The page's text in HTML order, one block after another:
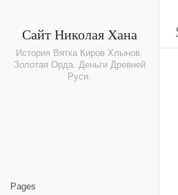
Сайт Николая Хана
История Вятка Киров Хлынов.
Золотая Орда. Деньги Древней
Руси.
Pages